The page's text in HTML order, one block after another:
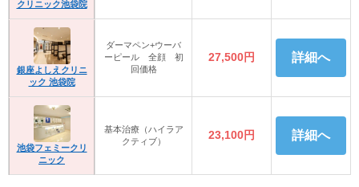
クリニック池袋院
銀座よしえクリニ
ック 池袋院
ダーマペン+ウーバ
ーピール 全顔 初
回価格
27,500円 詳細へ
池袋フェミークリ
ニック
基本治療（ハイラア
クティブ）
23,100円 詳細へ